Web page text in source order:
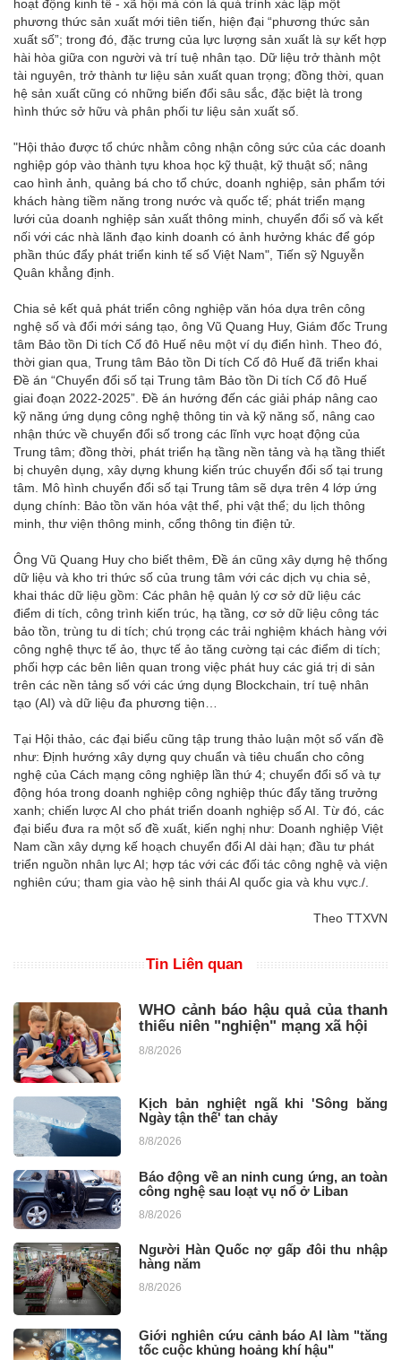
hoạt động kinh tế - xã hội mà còn là quá trình xác lập một
phương thức sản xuất mới tiên tiến, hiện đại “phương thức sản
xuất số”; trong đó, đặc trưng của lực lượng sản xuất là sự kết hợp
hài hòa giữa con người và trí tuệ nhân tạo. Dữ liệu trở thành một
tài nguyên, trở thành tư liệu sản xuất quan trọng; đồng thời, quan
hệ sản xuất cũng có những biến đổi sâu sắc, đặc biệt là trong
hình thức sở hữu và phân phối tư liệu sản xuất số.
"Hội thảo được tổ chức nhằm công nhận công sức của các doanh
nghiệp góp vào thành tựu khoa học kỹ thuật, kỹ thuật số; nâng
cao hình ảnh, quảng bá cho tổ chức, doanh nghiệp, sản phẩm tới
khách hàng tiềm năng trong nước và quốc tế; phát triển mạng
lưới của doanh nghiệp sản xuất thông minh, chuyển đổi số và kết
nối với các nhà lãnh đạo kinh doanh có ảnh hưởng khác để góp
phần thúc đẩy phát triển kinh tế số Việt Nam", Tiến sỹ Nguyễn
Quân khẳng định.
Chia sẻ kết quả phát triển công nghiệp văn hóa dựa trên công
nghệ số và đổi mới sáng tạo, ông Vũ Quang Huy, Giám đốc Trung
tâm Bảo tồn Di tích Cố đô Huế nêu một ví dụ điển hình. Theo đó,
thời gian qua, Trung tâm Bảo tồn Di tích Cố đô Huế đã triển khai
Đề án “Chuyển đổi số tại Trung tâm Bảo tồn Di tích Cố đô Huế
giai đoạn 2022-2025”. Đề án hướng đến các giải pháp nâng cao
kỹ năng ứng dụng công nghệ thông tin và kỹ năng số, nâng cao
nhận thức về chuyển đổi số trong các lĩnh vực hoạt động của
Trung tâm; đồng thời, phát triển hạ tầng nền tảng và hạ tầng thiết
bị chuyên dụng, xây dựng khung kiến trúc chuyển đổi số tại trung
tâm. Mô hình chuyển đổi số tại Trung tâm sẽ dựa trên 4 lớp ứng
dụng chính: Bảo tồn văn hóa vật thể, phi vật thể; du lịch thông
minh, thư viện thông minh, cổng thông tin điện tử.
Ông Vũ Quang Huy cho biết thêm, Đề án cũng xây dựng hệ thống
dữ liệu và kho tri thức số của trung tâm với các dịch vụ chia sẻ,
khai thác dữ liệu gồm: Các phân hệ quản lý cơ sở dữ liệu các
điểm di tích, công trình kiến trúc, hạ tầng, cơ sở dữ liệu công tác
bảo tồn, trùng tu di tích; chú trọng các trải nghiệm khách hàng với
công nghệ thực tế ảo, thực tế ảo tăng cường tại các điểm di tích;
phối hợp các bên liên quan trong việc phát huy các giá trị di sản
trên các nền tảng số với các ứng dụng Blockchain, trí tuệ nhân
tạo (AI) và dữ liệu đa phương tiện…
Tại Hội thảo, các đại biểu cũng tập trung thảo luận một số vấn đề
như: Định hướng xây dựng quy chuẩn và tiêu chuẩn cho công
nghệ của Cách mạng công nghiệp lần thứ 4; chuyển đổi số và tự
động hóa trong doanh nghiệp công nghiệp thúc đẩy tăng trưởng
xanh; chiến lược AI cho phát triển doanh nghiệp số AI. Từ đó, các
đại biểu đưa ra một số đề xuất, kiến nghị như: Doanh nghiệp Việt
Nam cần xây dựng kế hoạch chuyển đổi AI dài hạn; đầu tư phát
triển nguồn nhân lực AI; hợp tác với các đối tác công nghệ và viện
nghiên cứu; tham gia vào hệ sinh thái AI quốc gia và khu vực./.
Theo TTXVN
Tin Liên quan
WHO cảnh báo hậu quả của thanh
thiếu niên "nghiện" mạng xã hội
8/8/2026
Kịch bản nghiệt ngã khi 'Sông băng
Ngày tận thế' tan chảy
8/8/2026
Báo động về an ninh cung ứng, an toàn
công nghệ sau loạt vụ nổ ở Liban
8/8/2026
Người Hàn Quốc nợ gấp đôi thu nhập
hàng năm
8/8/2026
Giới nghiên cứu cảnh báo AI làm "tăng
tốc cuộc khủng hoảng khí hậu"